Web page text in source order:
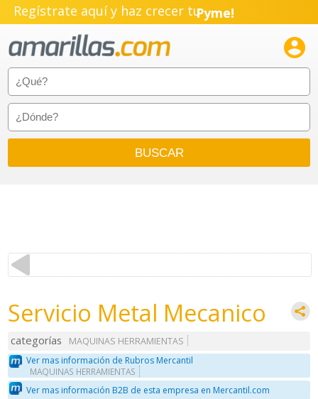
Regístrate aquí y haz crecer tuPyme!
Emprendimiento!

Servicio Metal Mecanico
categorías
MAQUINAS HERRAMIENTAS
Ver mas información de Rubros Mercantil
MAQUINAS HERRAMIENTAS
Ver mas información B2B de esta empresa en Mercantil.com